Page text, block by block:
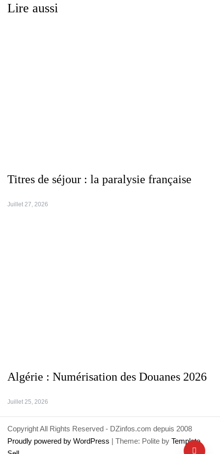
Lire aussi
Titres de séjour : la paralysie française
Juillet 27, 2026
Algérie : Numérisation des Douanes 2026
Juillet 25, 2026
Copyright All Rights Reserved - DZinfos.com depuis 2008
Proudly powered by WordPress | Theme: Polite by Template